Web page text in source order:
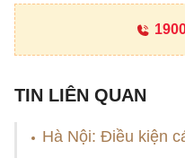
TIN LIÊN QUAN
Hà Nội: Điều kiện